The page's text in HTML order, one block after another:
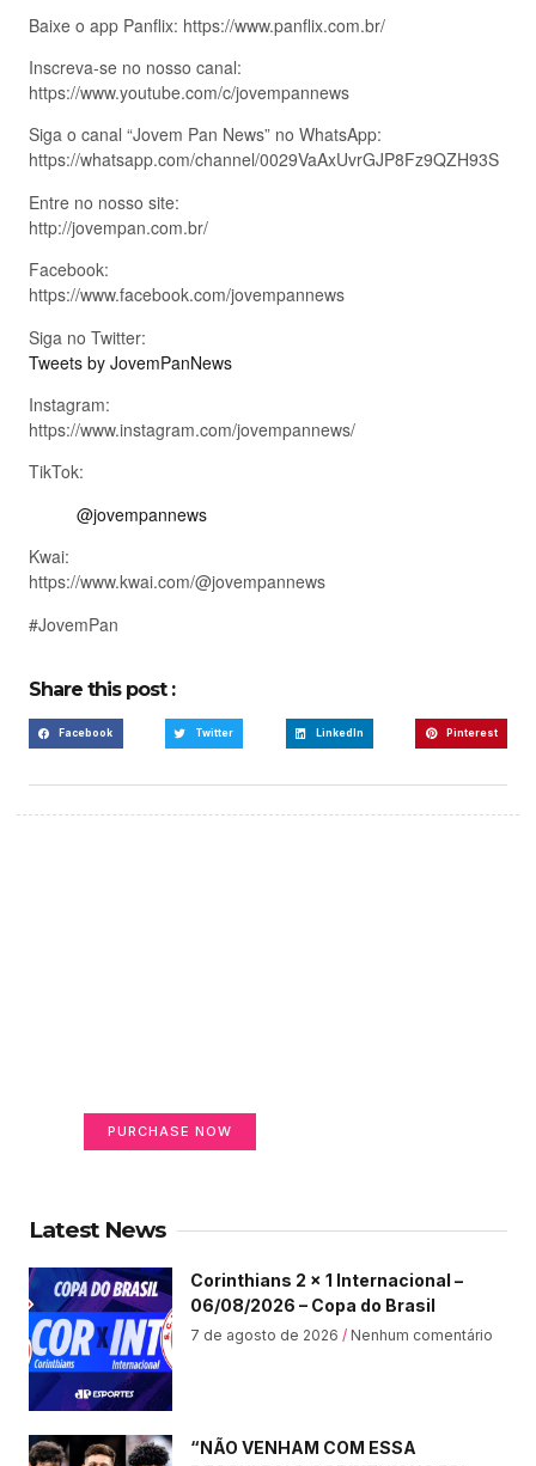
Baixe o app Panflix: https://www.panflix.com.br/
Inscreva-se no nosso canal:
https://www.youtube.com/c/jovempannews
Siga o canal “Jovem Pan News” no WhatsApp:
https://whatsapp.com/channel/0029VaAxUvrGJP8Fz9QZH93S
Entre no nosso site:
http://jovempan.com.br/
Facebook:
https://www.facebook.com/jovempannews
Siga no Twitter:
Tweets by JovemPanNews
Instagram:
https://www.instagram.com/jovempannews/
TikTok:
@jovempannews
Kwai:
https://www.kwai.com/@jovempannews
#JovemPan
Share this post :
Facebook Twitter LinkedIn Pinterest
PURCHASE NOW
Latest News
Corinthians 2 x 1 Internacional –
06/08/2026 – Copa do Brasil
7 de agosto de 2026 Nenhum comentário
“NÃO VENHAM COM ESSA